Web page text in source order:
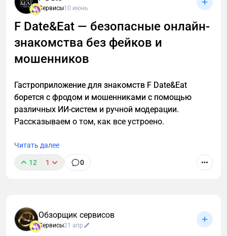
Именно здесь нейросети могут существенно
облегчить процесс.
Сервисы10 июнь
F Date&Eat — безопасные онлайн-
знакомства без фейков и
мошенников
Гастроприложение для знакомств F Date&Eat
борется с фродом и мошенниками с помощью
различных ИИ-систем и ручной модерации.
Рассказываем о том, как все устроено.
Читать далее
12 1 0
Обзорщик сервисов
Сервисы21 апр